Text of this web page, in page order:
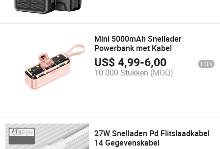
Mini 5000mAh Snellader
Powerbank met Kabel
US$4,99-6,00 FOB
10.000 Stukken (MOQ)
27W Snelladen Pd Flitslaadkabel
14 Gegevenskabel